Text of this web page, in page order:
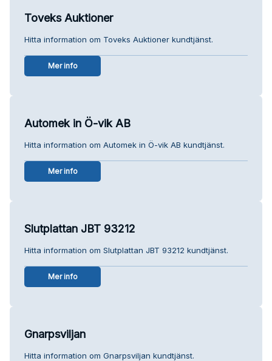
Toveks Auktioner
Hitta information om Toveks Auktioner kundtjänst.
Mer info
Automek in Ö-vik AB
Hitta information om Automek in Ö-vik AB kundtjänst.
Mer info
Slutplattan JBT 93212
Hitta information om Slutplattan JBT 93212 kundtjänst.
Mer info
Gnarpsviljan
Hitta information om Gnarpsviljan kundtjänst.